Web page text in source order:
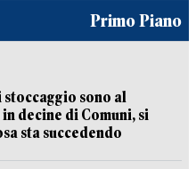
Primo Piano
stoccaggio sono al
decine di Comuni, si
sta succedendo